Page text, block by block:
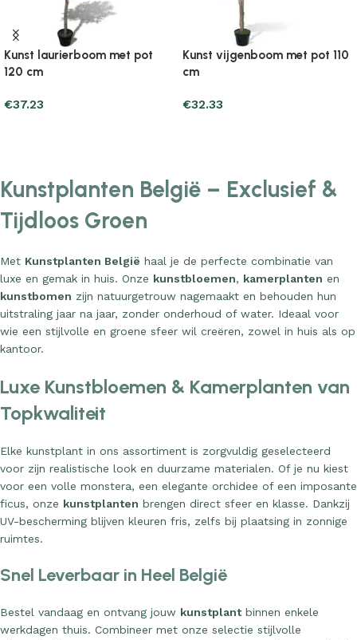
Kunst laurierboom met pot
120 cm
€37.23
Kunst vijgenboom met pot 110
cm
€32.33
Kunstplanten België – Exclusief &
Tijdloos Groen
Met Kunstplanten België haal je de perfecte combinatie van
luxe en gemak in huis. Onze kunstbloemen, kamerplanten en
kunstbomen zijn natuurgetrouw nagemaakt en behouden hun
uitstraling jaar na jaar, zonder onderhoud of water. Ideaal voor
wie een stijlvolle en groene sfeer wil creëren, zowel in huis als op
kantoor.
Luxe Kunstbloemen & Kamerplanten van
Topkwaliteit
Elke kunstplant in ons assortiment is zorgvuldig geselecteerd
voor zijn realistische look en duurzame materialen. Of je nu kiest
voor een volle monstera, een elegante orchidee of een imposante
ficus, onze kunstplanten brengen direct sfeer en klasse. Dankzij
UV-bescherming blijven kleuren fris, zelfs bij plaatsing in zonnige
ruimtes.
Snel Leverbaar in Heel België
Bestel vandaag en ontvang jouw kunstplantbinnen enkele
werkdagen thuis. Combineer met onze selectie stijlvolle